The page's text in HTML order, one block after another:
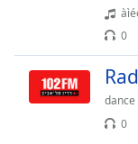
0
dance
0